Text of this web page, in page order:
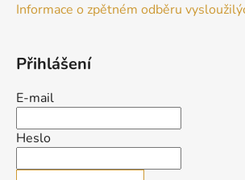
Informace o zpětném odběru
Přihlášení
E-mail
Heslo